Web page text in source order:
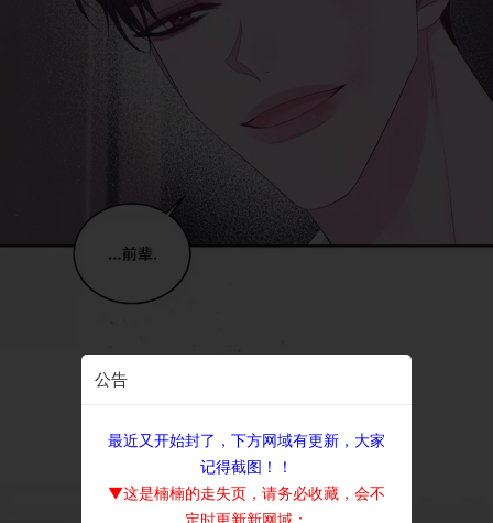
公告
最近又开始封了，下方网域有更新，大家
记得截图！！
▼这是楠楠的走失页，请务必收藏，会不
定时更新新网域：